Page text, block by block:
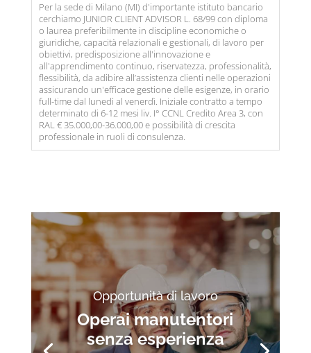
Per la sede di Milano (MI) d'importante istituto bancario
cerchiamo JUNIOR CLIENT ADVISOR L. 68/99 con diploma
o laurea preferibilmente in discipline economiche o
giuridiche, capacità relazionali e gestionali, di lavoro per
obiettivi, predisposizione all'innovazione e
all'apprendimento continuo, riservatezza, professionalità,
flessibilità, da adibire all’assistenza clienti nelle operazioni
assicurando un'efficace gestione delle esigenze, in orario
full-time dal lunedì al venerdì. Iniziale contratto a tempo
determinato di 6-12 mesi liv. I° CCNL Credito Area 3, con
RAL € 35.000,00-36.000,00 e possibilità di crescita
professionale in ruoli di consulenza.
Opportunità di lavoro
Operai manutentori
senza esperienza